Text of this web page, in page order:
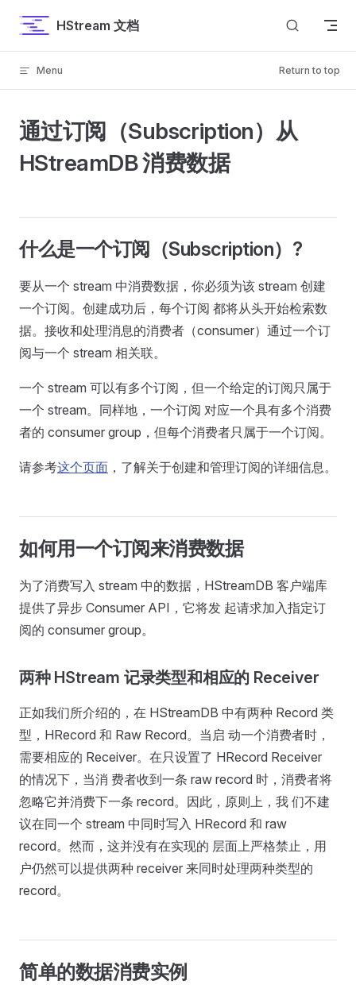
Skip to contentHStream 文档
Menu Return to top
通过订阅（Subscription）从
HStreamDB 消费数据
什么是一个订阅（Subscription）?
要从一个 stream 中消费数据，你必须为该 stream 创建
一个订阅。创建成功后，每个订阅 都将从头开始检索数
据。接收和处理消息的消费者（consumer）通过一个订
阅与一个 stream 相关联。
一个 stream 可以有多个订阅，但一个给定的订阅只属于
一个 stream。同样地，一个订阅 对应一个具有多个消费
者的 consumer group，但每个消费者只属于一个订阅。
请参考这个页面 ，了解关于创建和管理订阅的详细信息。
如何用一个订阅来消费数据
为了消费写入 stream 中的数据，HStreamDB 客户端库
提供了异步 Consumer API，它将发 起请求加入指定订
阅的 consumer group。
两种 HStream 记录类型和相应的 Receiver
正如我们所介绍的，在 HStreamDB 中有两种 Record 类
型，HRecord 和 Raw Record。当启 动一个消费者时，
需要相应的 Receiver。在只设置了 HRecord Receiver
的情况下，当消 费者收到一条 raw record 时，消费者将
忽略它并消费下一条 record。因此，原则上，我 们不建
议在同一个 stream 中同时写入 HRecord 和 raw
record。然而，这并没有在实现的 层面上严格禁止，用
户仍然可以提供两种 receiver 来同时处理两种类型的
record。
简单的数据消费实例